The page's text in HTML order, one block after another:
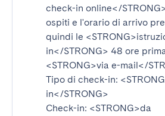
check-in online</STRONG>
ospiti e l'orario di arrivo
quindi le
in</STRONG> 48 ore
<STRONG>via e-mail</
Tipo di check-in:
in</STRONG>
Check-in: <STRONG>da